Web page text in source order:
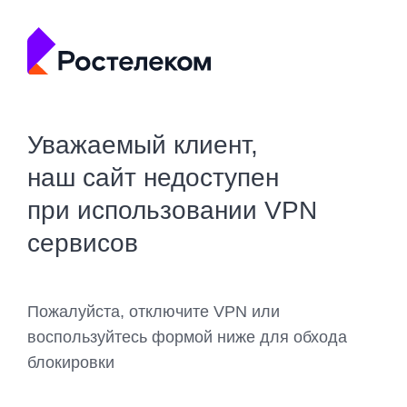
Уважаемый клиент,
наш сайт недоступен
при использовании VPN
сервисов
Пожалуйста, отключите VPN или
воспользуйтесь формой ниже для обхода
блокировки